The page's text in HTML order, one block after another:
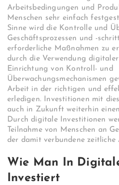
Arbeitsbedingungen und
Menschen sehr einfach
Sinne wird die Kontrolle und
Geschäftsprozessen und -
erforderliche Maßnahmen zu
durch die Verwendung
Einrichtung von Kontroll- und
Überwachungsmechanismen
Arbeit in der richtigen und
erledigen. Investitionen mit
auch in Zukunft weiterhin
Durch digitale Investitionen
Teilnahme von Menschen an
der damit verbundene zeitliche
Wie Man In
Investiert